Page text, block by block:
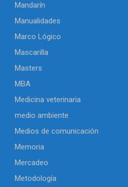
Mandarín
Manualidades
Marco Lógico
Mascarilla
Masters
MBA
Medicina veterinaria
medio ambiente
Medios de comunicación
Memoria
Mercadeo
Metodología